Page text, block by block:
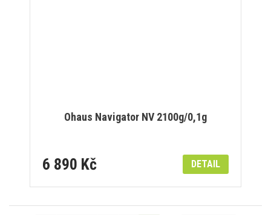
Ohaus Navigator NV 2100g/0,1g
6 890 Kč DETAIL